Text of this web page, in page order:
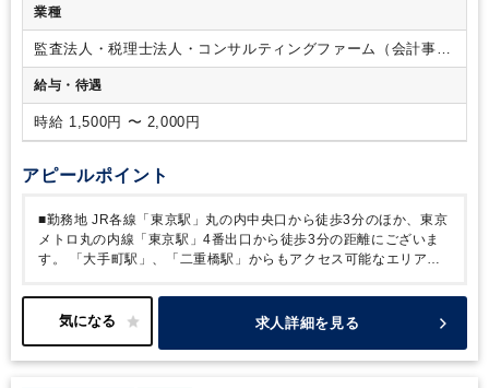
業種
監査法人・税理士法人・コンサルティングファーム（会計事務
所）
給与・待遇
時給 1,500円 〜 2,000円
アピールポイント
■勤務地 JR各線「東京駅」丸の内中央口から徒歩3分のほか、東京
メトロ丸の内線「東京駅」4番出口から徒歩3分の距離にございま
す。
「大手町駅」、「二重橋駅」からもアクセス可能なエリアで
多く、スタートアップからIPO準備会社・老舗企業まで多岐に渡り
ます。売上規模数十億円がクライアントのボリュームゾーンとなる
にも携わることができます。・クライアントの自計化率は100%
求人詳細を見る